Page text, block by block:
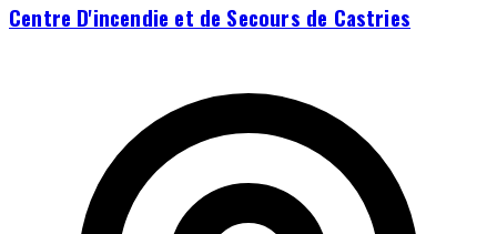
Centre D'incendie et de Secours de Castries